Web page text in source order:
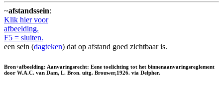
~afstandssein:
Klik hier voor
afbeelding.
F5 = sluiten.
een sein (dagteken) dat op afstand goed zichtbaar is.
Bron+afbeelding: Aanvaringsrecht: Eene toelichting tot het binnenaanvaringsreglement
door W.A.C. van Dam, L. Bron. uitg. Brouwer,1926. via Delpher.